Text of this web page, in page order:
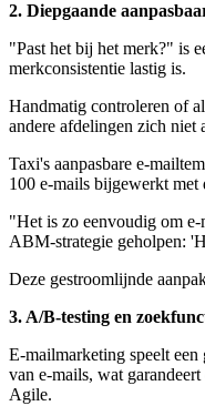
2. Diepgaande
"Past het bij het merk?" is
merkconsistentie lastig is.
Handmatig controleren of
andere afdelingen zich niet
Taxi's aanpasbare e-
100 e-mails bijgewerkt
"Het is zo eenvoudig om e-
ABM-strategie geholpen:
Deze gestroomlijnde
3. A/B-testing en
E-mailmarketing speelt
van e-mails, wat
Agile.